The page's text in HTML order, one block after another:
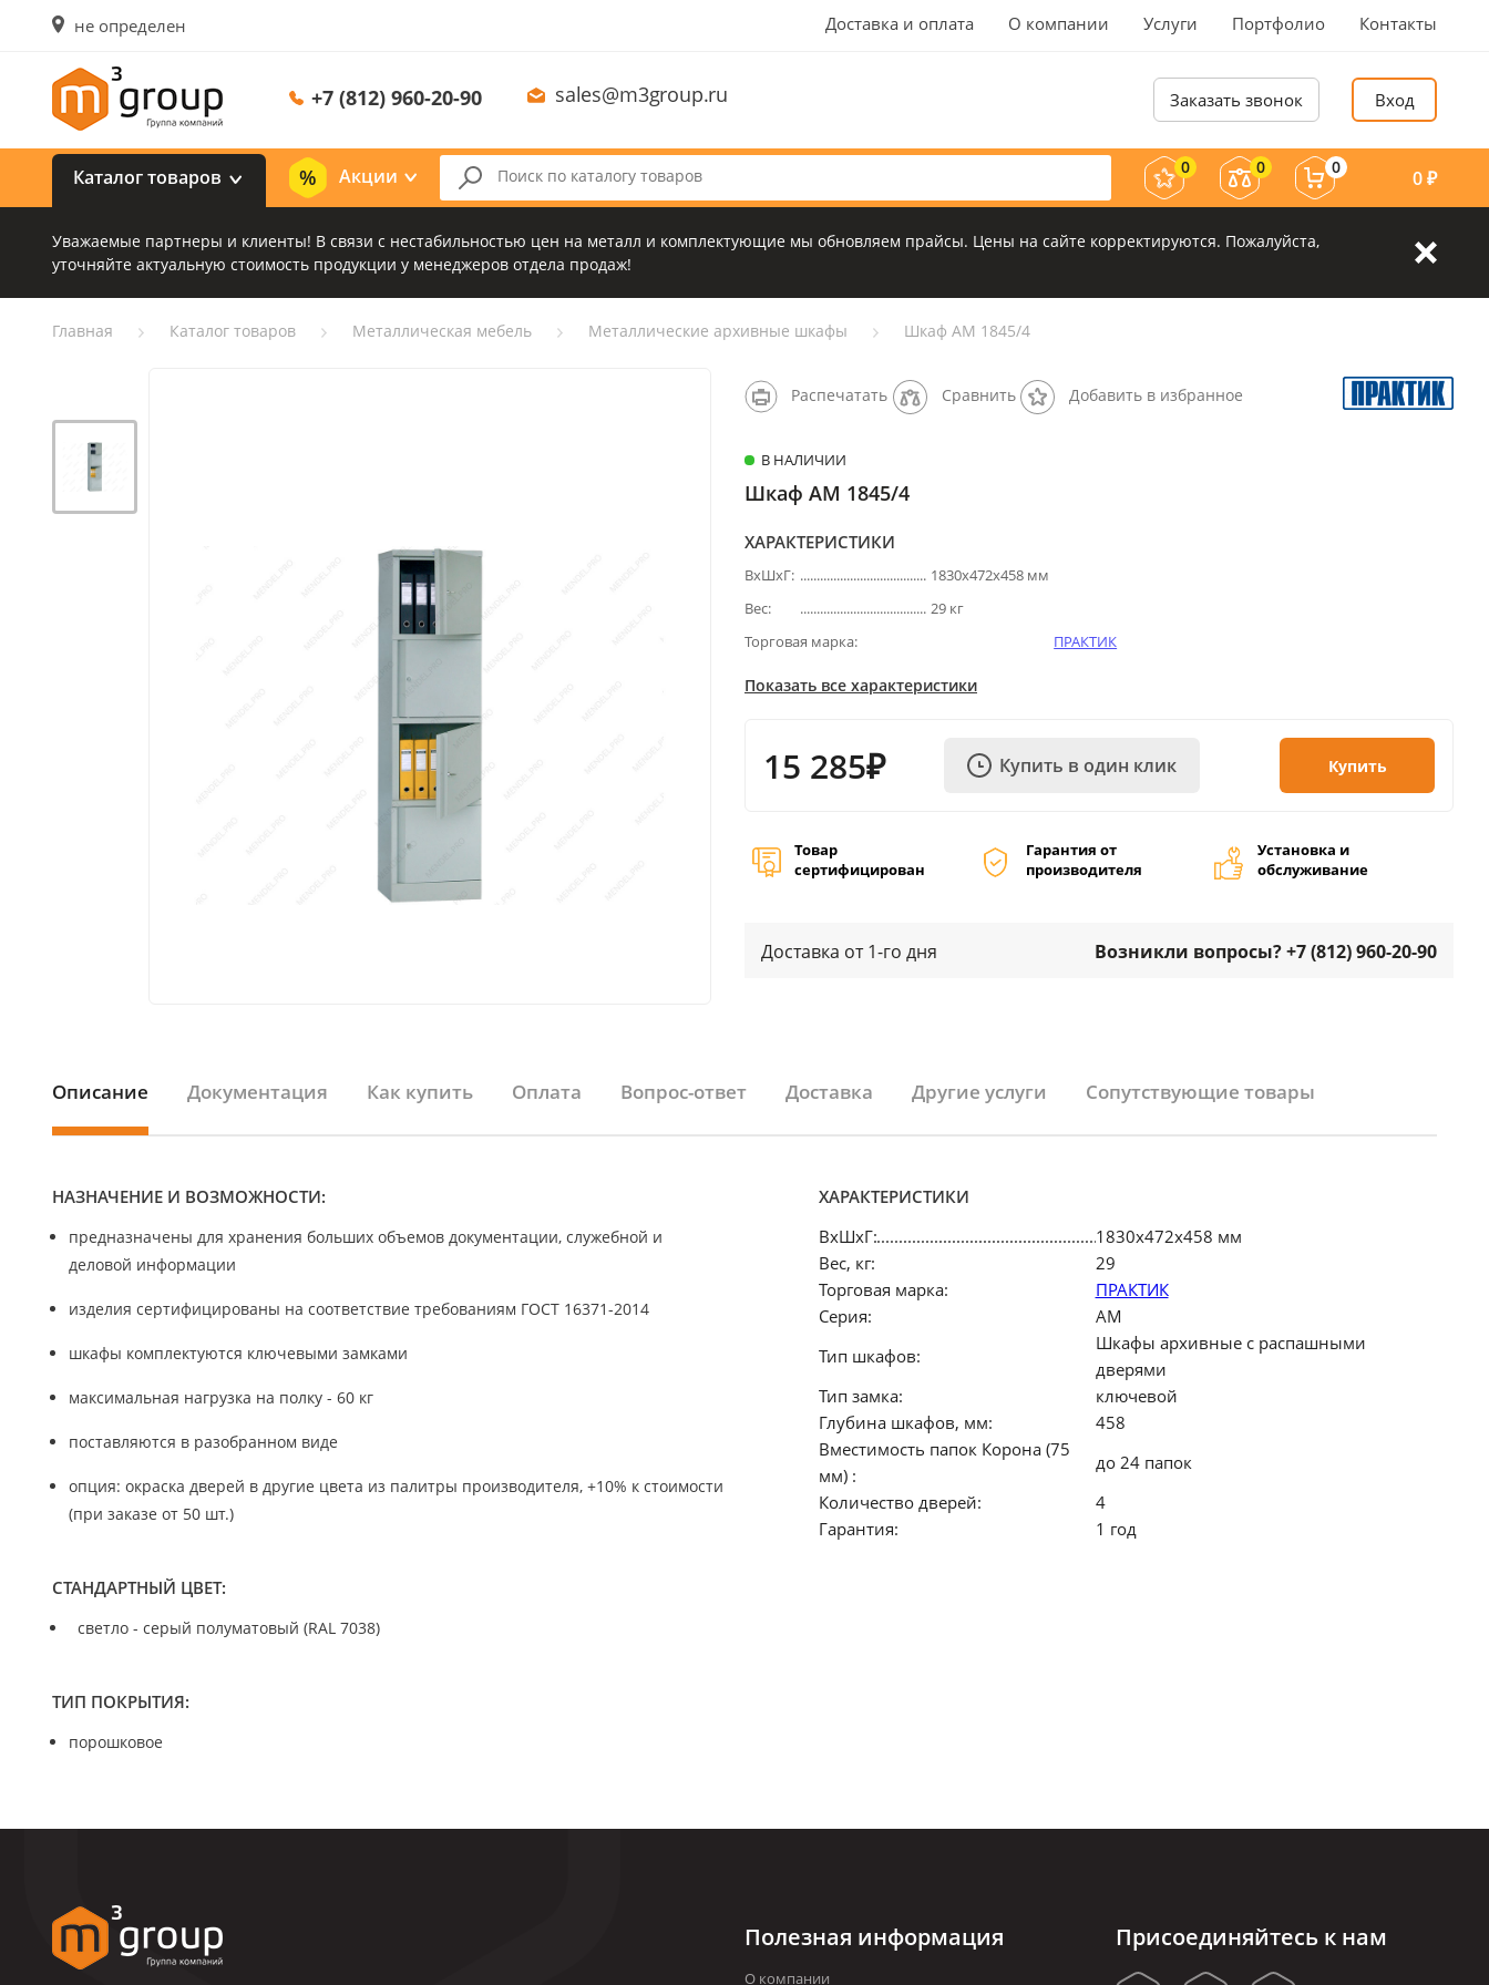
не определен Доставка и оплата О компании Услуги Портфолио Контакты
+7 (812) 960-20-90 sales@m3group.ru Заказать звонок Вход
Каталог товаров Акции 0 0 0 0₽
Уважаемые партнеры и клиенты! В связи с нестабильностью цен на металл и комплектующие мы обновляем прайсы. Цены на сайте корректируются. Пожалуйста,
уточняйте актуальную стоимость продукции у менеджеров отдела продаж!
Главная Каталог товаров Металлическая мебель Металлические архивные шкафы Шкаф AM 1845/4
Распечатать Сравнить Добавить в избранное
В НАЛИЧИИ
Шкаф AM 1845/4
ХАРАКТЕРИСТИКИ
ВхШхГ:
1830х472х458 мм
Вес:
29 кг
Торговая марка:
ПРАКТИК
Показать все характеристики
15 285₽ Купить в один клик Купить
Товар
сертифицирован
Гарантия от
производителя
Установка и
обслуживание
Доставка от 1-го дня Возникли вопросы? +7 (812) 960-20-90
Описание Документация Как купить Оплата Вопрос-ответ Доставка Другие услуги Сопутствующие товары
НАЗНАЧЕНИЕ И ВОЗМОЖНОСТИ:
предназначены для хранения больших объемов документации, служебной и
деловой информации
изделия сертифицированы на соответствие требованиям ГОСТ 16371-2014
шкафы комплектуются ключевыми замками
максимальная нагрузка на полку - 60 кг
поставляются в разобранном виде
опция: окраска дверей в другие цвета из палитры производителя, +10% к стоимости
(при заказе от 50 шт.)
СТАНДАРТНЫЙ ЦВЕТ:
светло - серый полуматовый (RAL 7038)
ТИП ПОКРЫТИЯ:
порошковое
ХАРАКТЕРИСТИКИ
ВхШхГ:
1830х472х458 мм
Вес, кг:
29
Торговая марка:
ПРАКТИК
Серия:
АМ
Тип шкафов:
Шкафы архивные с распашными
дверями
Тип замка:
ключевой
Глубина шкафов, мм:
458
Вместимость папок Корона (75
мм) :
до 24 папок
Количество дверей:
4
Гарантия:
1 год
Полезная информация
О компании
Присоединяйтесь к нам